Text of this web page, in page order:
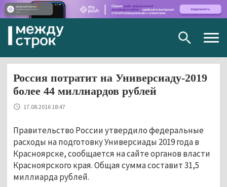
Россия потратит на Универсиаду-2019
более 44 миллиардов рублей
17.08.2016 18:47
Правительство России утвердило федеральные
расходы на подготовку Универсиады 2019 года в
Красноярске, сообщается на сайте органов власти
Красноярского края. Общая сумма составит 31,5
миллиарда рублей.